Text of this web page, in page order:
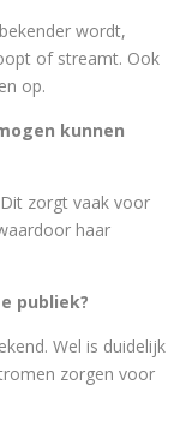
wordt,
of streamt. Ook
op.
kunnen
zorgt vaak voor
haar
publiek?
Wel is duidelijk
zorgen voor